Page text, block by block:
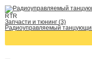
RTR
Запчасти и тюнинг (3)
Радиоуправляемый